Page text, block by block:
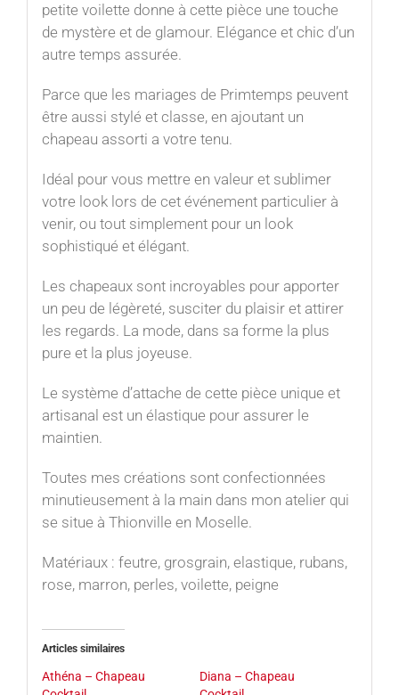
petite voilette donne à cette pièce une touche
de mystère et de glamour. Elégance et chic d’un
autre temps assurée.
Parce que les mariages de Primtemps peuvent
être aussi stylé et classe, en ajoutant un
chapeau assorti a votre tenu.
Idéal pour vous mettre en valeur et sublimer
votre look lors de cet événement particulier à
venir, ou tout simplement pour un look
sophistiqué et élégant.
Les chapeaux sont incroyables pour apporter
un peu de légèreté, susciter du plaisir et attirer
les regards. La mode, dans sa forme la plus
pure et la plus joyeuse.⁠
Le système d’attache de cette pièce unique et
artisanal est un élastique pour assurer le
maintien.
Toutes mes créations sont confectionnées
minutieusement à la main dans mon atelier qui
se situe à Thionville en Moselle.
Matériaux : feutre, grosgrain, elastique, rubans,
rose, marron, perles, voilette, peigne
Articles similaires
Athéna – Chapeau
Diana – Chapeau